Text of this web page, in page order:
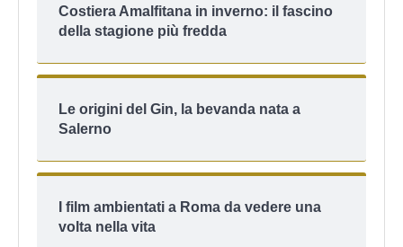
Costiera Amalfitana in inverno: il fascino
della stagione più fredda
Le origini del Gin, la bevanda nata a
Salerno
I film ambientati a Roma da vedere una
volta nella vita